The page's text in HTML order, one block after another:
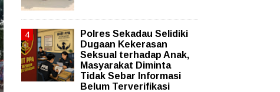
Polres Sekadau Selidiki
Dugaan Kekerasan
Seksual terhadap Anak,
Masyarakat Diminta
Tidak Sebar Informasi
Belum Terverifikasi